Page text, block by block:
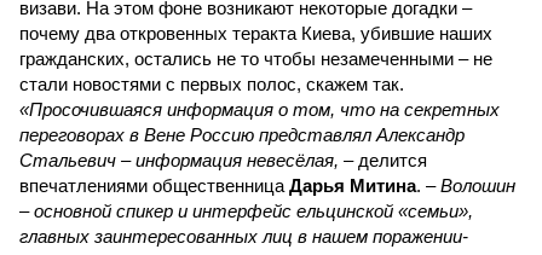
визави. На этом фоне возникают некоторые догадки –
почему два откровенных теракта Киева, убившие наших
гражданских, остались не то чтобы незамеченными – не
стали новостями с первых полос, скажем так.
«Просочившаяся информация о том, что на секретных
переговорах в Вене Россию представлял Александр
Стальевич – информация невесёлая, – делится
впечатлениями общественница Дарья Митина. –Волошин
– основной спикер и интерфейс ельцинской «семьи»,
главных заинтересованных лиц в нашем поражении-